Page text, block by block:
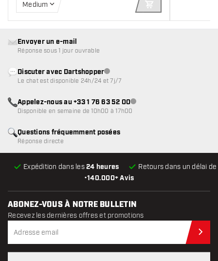
Medium
AJOUTER AU
•140.000+ Avis
Expédition dans les24 heures Retours dans un délai de
Questions fréquemment posées
Réponse directe
Envoyer un e-mail
Réponse sous 1 jour ouvrable
Discuter avec DartshopperService client indisponible
Le chat est disponible 24h/24 et 7j/7
Appelez-nous au +33 1 76 63 52 00Service client indisponible
Disponible en semaine de 10h00 à 17h00
ABONEZ-VOUS À NOTRE BULLETIN
Recevez les dernières offres et promotions